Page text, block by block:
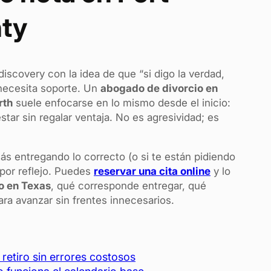
con la idea de que “si digo la verdad,
soporte. Un abogado de divorcio en
suele enfocarse en lo mismo desde el inicio:
sin regalar ventaja. No es agresividad; es
entregando lo correcto (o si te están pidiendo
reflejo. Puedes reservar una cita online y lo
en Texas, qué corresponde entregar, qué
avanzar sin frentes innecesarios.
retiro sin errores costosos